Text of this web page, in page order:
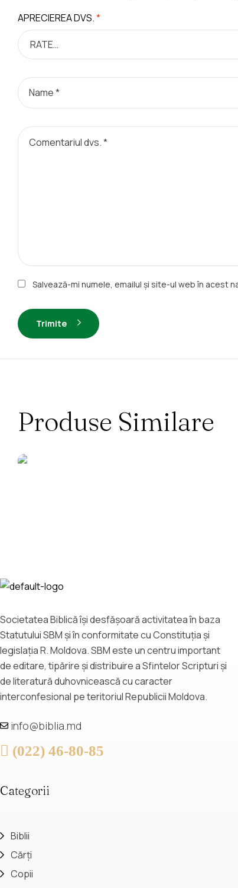
APRECIEREA DVS.*
Salvează-mi numele, emailul și site-ul web în acest
Trimite
Produse Similare
Societatea Biblică îşi desfăşoară activitatea în baza
Statutului SBM și în conformitate cu Constituția și
legislația R. Moldova. SBM este un centru important
de editare, tipărire și distribuire a Sfintelor Scripturi și
de literatură duhovnicească cu caracter
interconfesional pe teritoriul Republicii Moldova.
info@biblia.md
(022) 46-80-85
Categorii
Biblii
Cărți
Copii